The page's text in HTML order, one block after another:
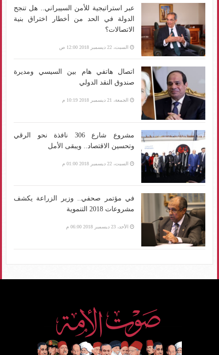
عبر استراتيجية للأمن السيبراني.. هل تنجح
الدولة في الحد من أخطار اختراق بنية
الاتصالات؟
السبت، 22 ديسمبر 2018 12:00 ص
اتصال هاتفي هام بين السيسي ومديرة
صندوق النقد الدولي
الجمعة، 21 ديسمبر 2018 10:19 م
مشروع شارع 306 نافذة نحو الرقي
وتحسين الاقتصاد.. ويبقى الأمل
السبت، 22 ديسمبر 2018 01:00 م
في مؤتمر صحفي.. وزير الزراعة يكشف
مشروعات 2018 التنموية
الأحد، 23 ديسمبر 2018 06:00 م